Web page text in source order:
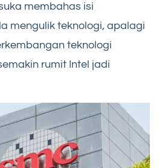
membahas isi
mengulik teknologi, apalagi
teknologi
rumit Intel jadi